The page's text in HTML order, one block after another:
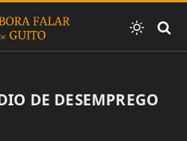
DE DESEMPREGO